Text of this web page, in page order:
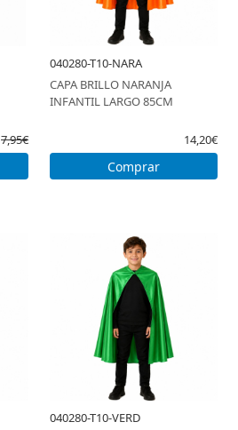
7,95€
040280-T10-NARA
CAPA BRILLO NARANJA
INFANTIL LARGO 85CM
14,20€
Comprar
040280-T10-VERD